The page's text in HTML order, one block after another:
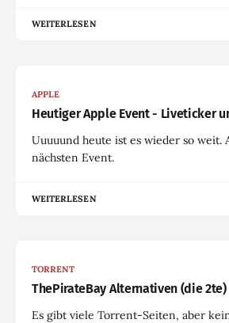
WEITERLESEN
APPLE
Heutiger Apple Event - Liveticker
Uuuuund heute ist es wieder so weit.
nächsten Event.
WEITERLESEN
TORRENT
ThePirateBay Alternativen (die 2te)
Es gibt viele Torrent-Seiten, aber